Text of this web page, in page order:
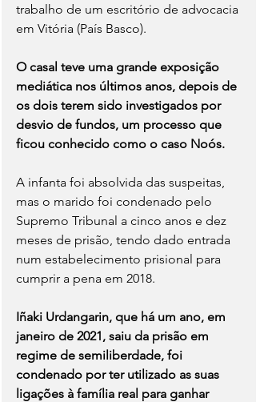
trabalho de um escritório de advocacia
em Vitória (País Basco).
O casal teve uma grande exposição
mediática nos últimos anos, depois de
os dois terem sido investigados por
desvio de fundos, um processo que
ficou conhecido como o caso Noós.
A infanta foi absolvida das suspeitas,
mas o marido foi condenado pelo
Supremo Tribunal a cinco anos e dez
meses de prisão, tendo dado entrada
num estabelecimento prisional para
cumprir a pena em 2018.
Iñaki Urdangarin, que há um ano, em
janeiro de 2021, saiu da prisão em
regime de semiliberdade, foi
condenado por ter utilizado as suas
ligações à família real para ganhar